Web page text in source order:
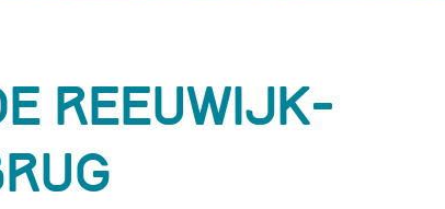
Reeuwijk-